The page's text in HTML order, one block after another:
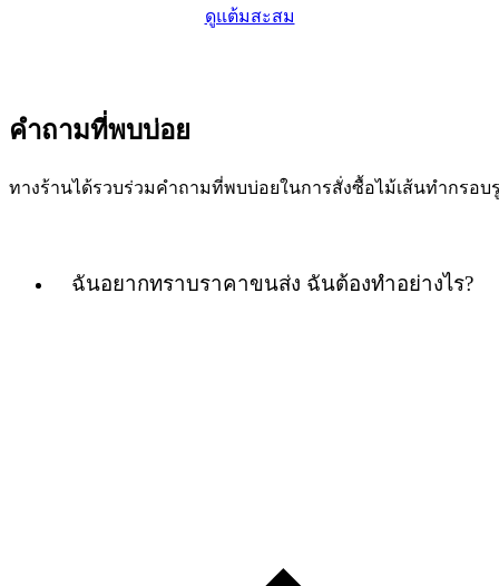
ดูแต้มสะสม
คำถามที่พบบ่อย
ทางร้านได้รวบร่วมคำถามที่พบบ่อยในการสั่งซื้อไม้เส้นทำกรอ
ฉันอยากทราบราคาขนส่ง ฉันต้องทำอย่างไร?